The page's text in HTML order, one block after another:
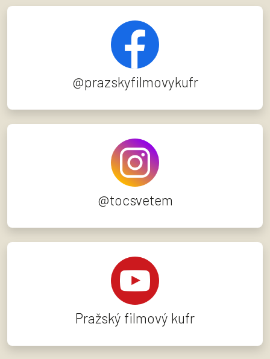
@prazskyfilmovykufr
@tocsvetem
Pražský filmový kufr